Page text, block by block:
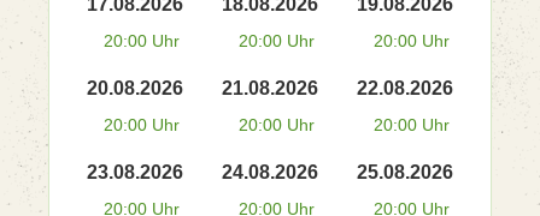
17.08.2026
20:00 Uhr
18.08.2026
20:00 Uhr
19.08.2026
20:00 Uhr
20.08.2026
20:00 Uhr
21.08.2026
20:00 Uhr
22.08.2026
20:00 Uhr
23.08.2026
20:00 Uhr
24.08.2026
20:00 Uhr
25.08.2026
20:00 Uhr